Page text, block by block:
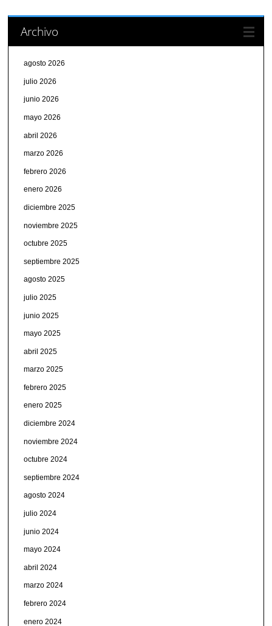
Archivo
agosto 2026
julio 2026
junio 2026
mayo 2026
abril 2026
marzo 2026
febrero 2026
enero 2026
diciembre 2025
noviembre 2025
octubre 2025
septiembre 2025
agosto 2025
julio 2025
junio 2025
mayo 2025
abril 2025
marzo 2025
febrero 2025
enero 2025
diciembre 2024
noviembre 2024
octubre 2024
septiembre 2024
agosto 2024
julio 2024
junio 2024
mayo 2024
abril 2024
marzo 2024
febrero 2024
enero 2024